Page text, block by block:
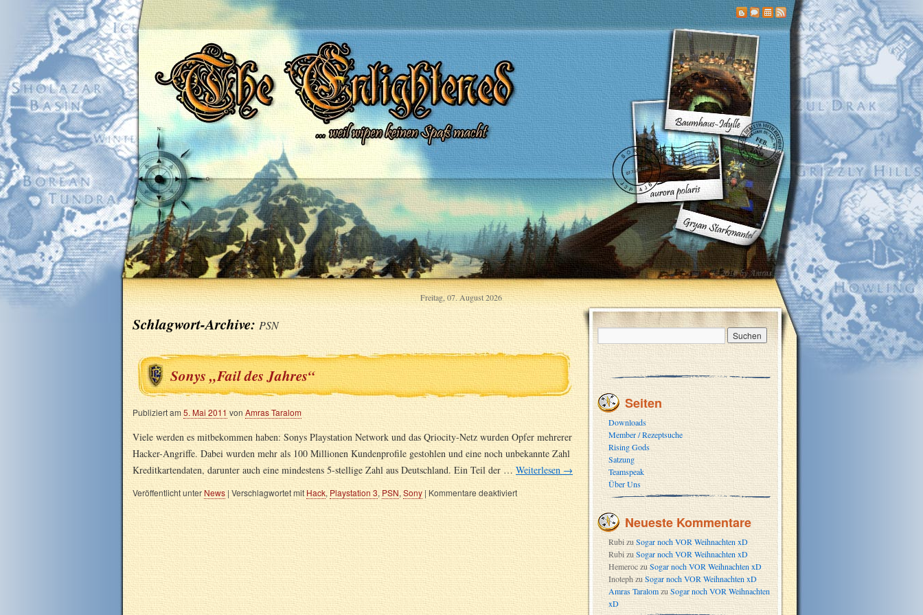
Freitag, 07. August 2026
Schlagwort-Archive:PSN
Sonys „Fail des Jahres“
Publiziert am5. Mai 2011 von Amras Taralom
Viele werden es mitbekommen haben: Sonys Playstation Network und das Qriocity-Netz wurden Opfer mehrerer
Hacker-Angriffe. Dabei wurden mehr als 100 Millionen Kundenprofile gestohlen und eine noch unbekannte Zahl
Kreditkartendaten, darunter auch eine mindestens 5-stellige Zahl aus Deutschland. Ein Teil der … Weiterlesen →
Veröffentlicht unterNews | Verschlagwortet mit Hack, Playstation 3, PSN,Sony | Kommentare deaktiviert
Seiten
Downloads
Member / Rezeptsuche
Rising Gods
Satzung
Teamspeak
Über Uns
Neueste Kommentare
RubizuSogar noch VOR Weihnachten xD
Rubizu Sogar noch VOR Weihnachten xD
HemeroczuSogar noch VOR Weihnachten xD
Inotephzu Sogar noch VOR Weihnachten xD
Amras TaralomzuSogar noch VOR Weihnachten
xD